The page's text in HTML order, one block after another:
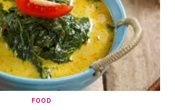
FOOD